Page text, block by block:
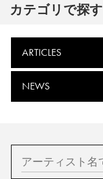
カテゴリで探す
ARTICLES
NEWS